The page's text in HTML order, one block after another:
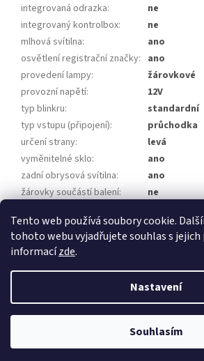
Tento web používá soubory cookie.
tohoto webu vyjadřujete souhlas s jejich
informacízde.
Nastavení
Souhlasím
integrovaná odrazka:
ne
integrovaný kontrolbox:
ne
mlhová svítilna:
ano
osvětlení registrační značky: ano
provedení lampy:
žárovkové
provozní napětí:
12V
typ blinkru:
standardní
typ vstupu (připojení):
průchodka
určení strany:
levá
vyměnitelné sklo:
ano
zadní obrysová svítilna:
ano
žárovky součástí balení:
ne
Copyright 2026Přívěsy za auto, přívěsné
vyhrazena.